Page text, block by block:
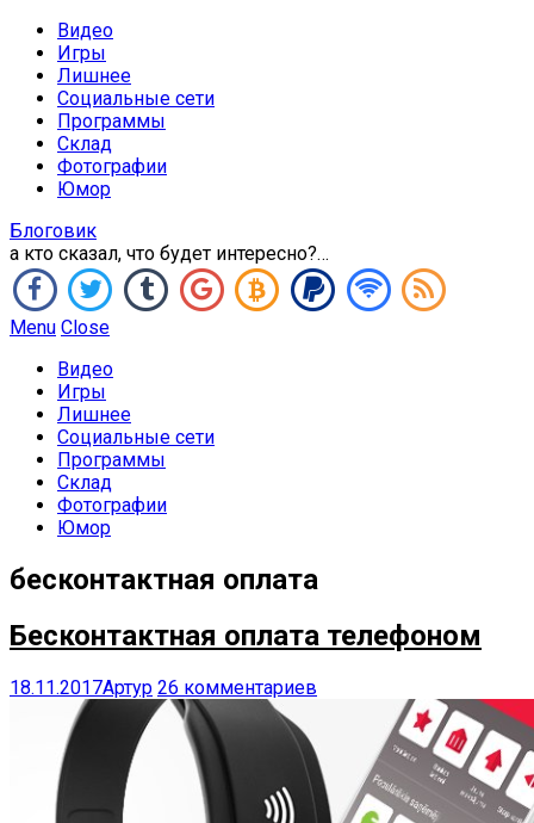
Видео
Игры
Лишнее
Социальные сети
Программы
Склад
Фотографии
Юмор
Блоговик
а кто сказал, что будет интересно?…
Menu Close
Видео
Игры
Лишнее
Социальные сети
Программы
Склад
Фотографии
Юмор
бесконтактная оплата
Бесконтактная оплата телефоном
18.11.2017Артур 26 комментариев